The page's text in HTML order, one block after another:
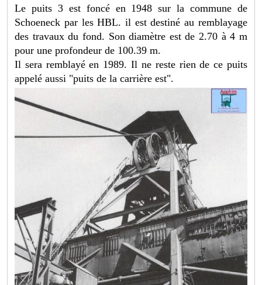
Le puits 3 est foncé en 1948 sur la commune de
Schoeneck par les HBL. il est destiné au remblayage
des travaux du fond. Son diamètre est de 2.70 à 4 m
pour une profondeur de 100.39 m.
Il sera remblayé en 1989. Il ne reste rien de ce puits
appelé aussi "puits de la carrière est".